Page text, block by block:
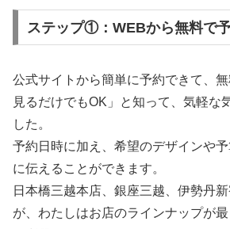
ステップ①：WEBから無料で予
公式サイトから簡単に予約できて、
見るだけでもOK」と知って、気軽な
した。
予約日時に加え、希望のデザインや
に伝えることができます。
日本橋三越本店、銀座三越、伊勢丹
が、わたしはお店のラインナップが